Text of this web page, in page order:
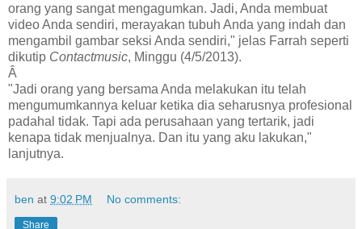
orang yang sangat mengagumkan. Jadi, Anda membuat
video Anda sendiri, merayakan tubuh Anda yang indah dan
mengambil gambar seksi Anda sendiri," jelas Farrah seperti
dikutip Contactmusic, Minggu (4/5/2013).
Â
"Jadi orang yang bersama Anda melakukan itu telah
mengumumkannya keluar ketika dia seharusnya profesional
padahal tidak. Tapi ada perusahaan yang tertarik, jadi
kenapa tidak menjualnya. Dan itu yang aku lakukan,"
lanjutnya.
ben at 9:02 PM No comments:
Share